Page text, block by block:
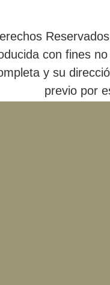
con fines
y su
previo por